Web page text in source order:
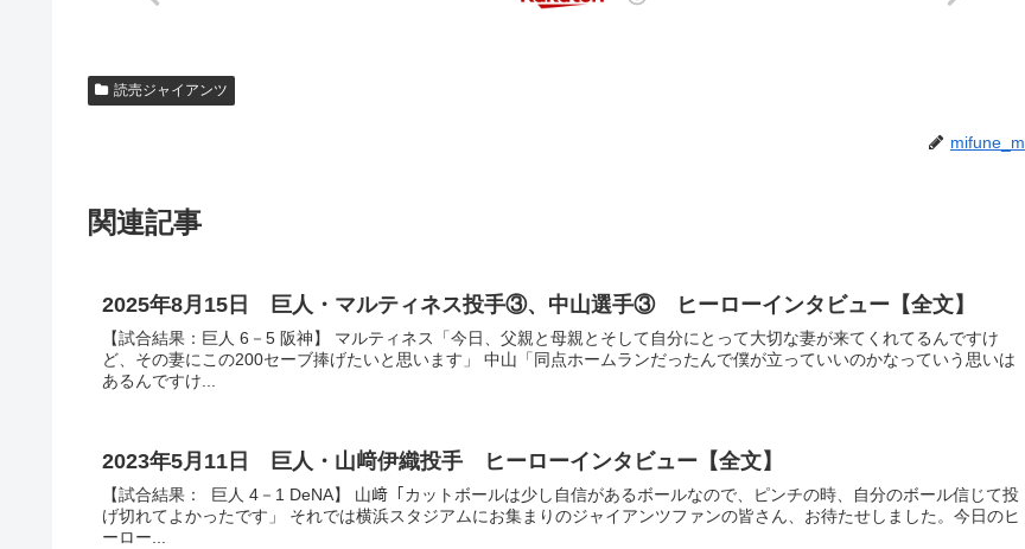
読売ジャイアンツ
mifune_m
関連記事
2025年8月15日 巨人・マルティネス投手③、中山選手③ ヒーローインタビュー【全文】
【試合結果：巨人 6－5 阪神】 マルティネス「今日、父親と母親とそして自分にとって大切な妻が来てくれてるんですけ
ど、その妻にこの200セーブ捧げたいと思います」 中山「同点ホームランだったんで僕が立っていいのかなっていう思いは
あるんですけ...
2023年5月11日 巨人・山﨑伊織投手 ヒーローインタビュー【全文】
【試合結果： 巨人 4－1 DeNA】 山﨑「カットボールは少し自信があるボールなので、ピンチの時、自分のボール信じて投
げ切れてよかったです」 それでは横浜スタジアムにお集まりのジャイアンツファンの皆さん、お待たせしました。今日のヒ
ーロー...